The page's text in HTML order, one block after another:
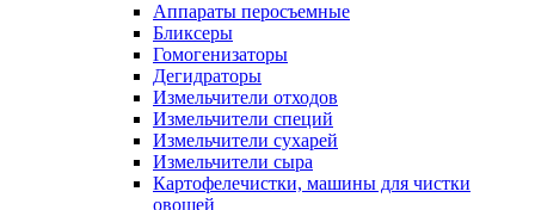
Аппараты перосъемные
Бликсеры
Гомогенизаторы
Дегидраторы
Измельчители отходов
Измельчители специй
Измельчители сухарей
Измельчители сыра
Картофелечистки, машины для чистки
овощей